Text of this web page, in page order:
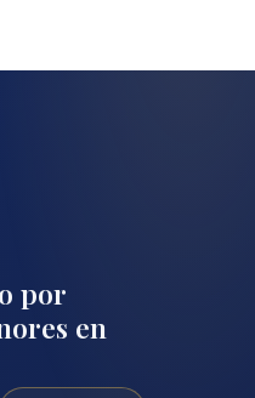
por
en